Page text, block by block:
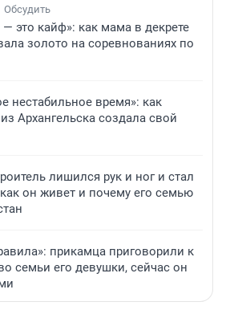
Обсудить
это кайф»: как мама в декрете
золото на соревнованиях по
нестабильное время»: как
Архангельска создала свой
лишился рук и ног и стал
он живет и почему его семью
прикамца приговорили к
семьи его девушки, сейчас он